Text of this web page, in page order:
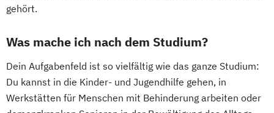
gehört.
Was mache ich nach dem Studium?
Dein Aufgabenfeld ist so vielfältig wie das ganze Studium:
Du kannst in die Kinder- und Jugendhilfe gehen, in
Werkstätten für Menschen mit Behinderung arbeiten oder